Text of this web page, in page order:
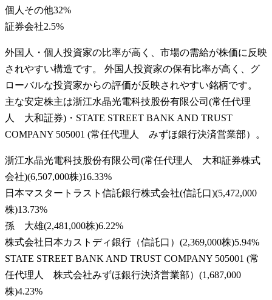
個人その他32%
証券会社2.5%
外国人・個人投資家の比率が高く、市場の需給が株価に反映
されやすい構造です。 外国人投資家の保有比率が高く、グ
ローバルな投資家からの評価が反映されやすい銘柄です。
主な安定株主は浙江水晶光電科技股份有限公司(常任代理
人 大和証券)・STATE STREET BANK AND TRUST
COMPANY 505001 (常任代理人 みずほ銀行決済営業部）。
浙江水晶光電科技股份有限公司(常任代理人 大和証券株式
会社)(6,507,000株)16.33%
日本マスタートラスト信託銀行株式会社(信託口)(5,472,000
株)13.73%
孫 大雄(2,481,000株)6.22%
株式会社日本カストディ銀行（信託口） (2,369,000株)5.94%
STATE STREET BANK AND TRUST COMPANY 505001 (常
任代理人 株式会社みずほ銀行決済営業部） (1,687,000
株)4.23%